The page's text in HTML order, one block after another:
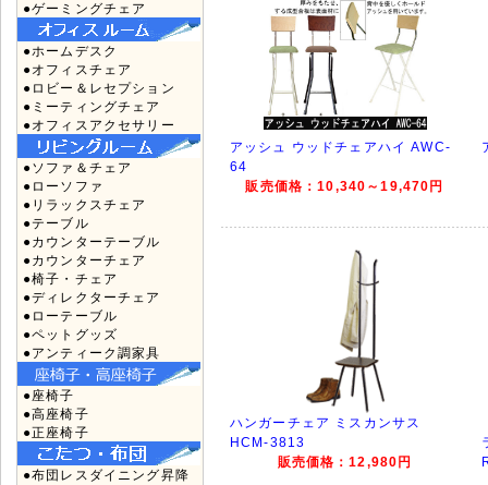
●ゲーミングチェア
●ホームデスク
●オフィスチェア
●ロビー＆レセプション
●ミーティングチェア
●オフィスアクセサリー
●ソファ＆チェア
●ローソファ
●リラックスチェア
●テーブル
●カウンターテーブル
●カウンターチェア
●椅子・チェア
●ディレクターチェア
●ローテーブル
●ペットグッズ
●アンティーク調家具
●座椅子
●高座椅子
●正座椅子
●布団レスダイニング昇降
アッシュ ウッドチェアハイ AWC-
64
販売価格：10,340～19,470円
ハンガーチェア ミスカンサス
HCM-3813
販売価格：12,980円